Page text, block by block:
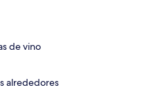
de vino
alrededores